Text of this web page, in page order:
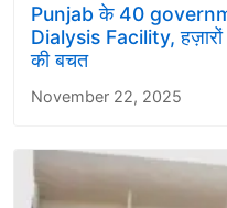
Punjab के 40
Dialysis Facility,
की बचत
November 22, 2025